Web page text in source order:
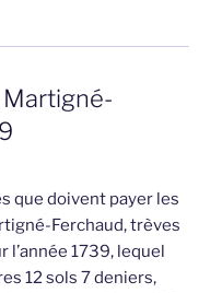
que doivent payer les
Ferchaud, trèves
1739, lequel
12 sols 7 deniers,